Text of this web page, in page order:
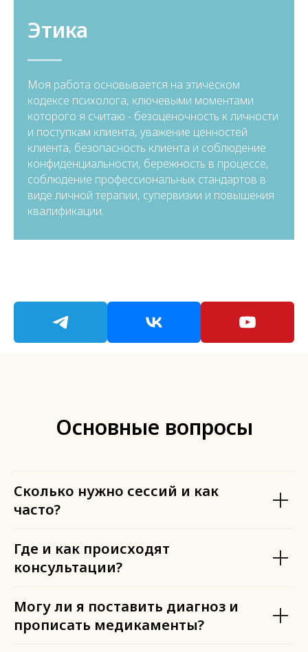
Этика
Моя работа основывается на этическом
кодексе психолога, ключевыми моментами
которого я считаю - безоценочность к личности
и поступкам клиента, уважение ценностей
клиента, безопасность клиента и соблюдение
конфиденциальности, бережность в процессе,
соблюдение профессиональных стандартов в
виде личной терапии, супервизии и повышения
квалификации.
Основные вопросы
Сколько нужно сессий и как
часто?
Где и как происходят
консультации?
Могу ли я поставить диагноз и
прописать медикаменты?